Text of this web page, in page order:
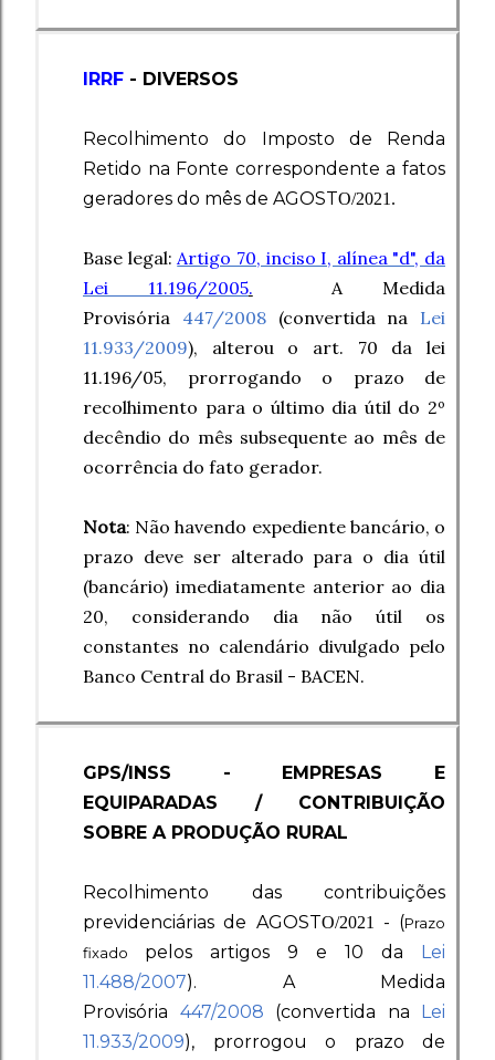
IRRF - DIVERSOS
Recolhimento do Imposto de Renda
Retido na Fonte correspondente a fatos
geradores do mês de AGOSTO/2021.
Base legal:Artigo 70, inciso I, alínea "d", da
Lei 11.196/2005. A Medida
Provisória 447/2008(convertida na Lei
11.933/2009), alterou o art. 70 da lei
11.196/05, prorrogando o prazo de
recolhimento para o último dia útil do 2º
decêndio do mês subsequente ao mês de
ocorrência do fato gerador.
Nota: Não havendo expediente bancário, o
prazo deve ser alterado para o dia útil
(bancário) imediatamente anterior ao dia
20, considerando dia não útil os
constantes no calendário divulgado pelo
Banco Central do Brasil - BACEN.
GPS/INSS - EMPRESAS E
EQUIPARADAS / CONTRIBUIÇÃO
SOBRE A PRODUÇÃO RURAL
Recolhimento das contribuições
previdenciárias de AGOSTO/2021 - (Prazo
fixado pelos artigos 9 e 10 da
Lei
11.488/2007). A Medida
Provisória 447/2008 (convertida na
Lei
11.933/2009), prorrogou o prazo de